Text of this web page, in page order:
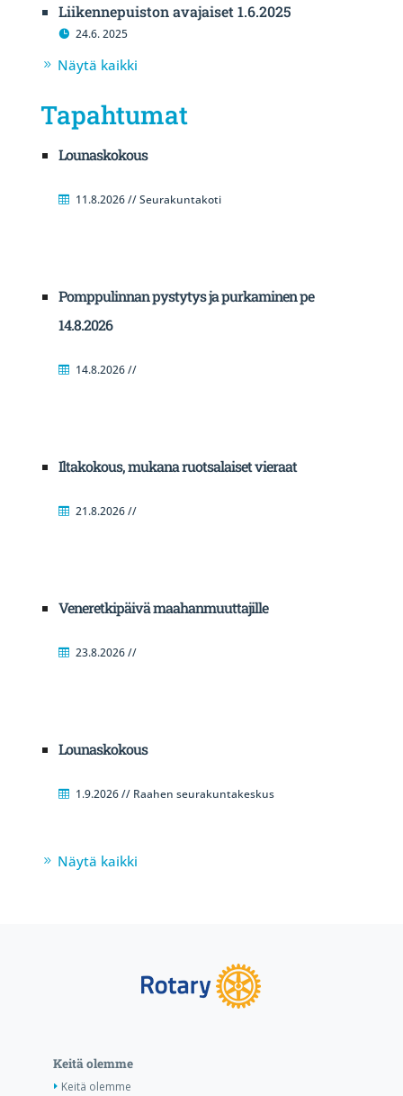
Liikennepuiston avajaiset 1.6.2025
24.6. 2025
Näytä kaikki
Tapahtumat
Lounaskokous
11.8.2026 // Seurakuntakoti
Pomppulinnan pystytys ja purkaminen pe
14.8.2026
14.8.2026 //
Iltakokous, mukana ruotsalaiset vieraat
21.8.2026 //
Veneretkipäivä maahanmuuttajille
23.8.2026 //
Lounaskokous
1.9.2026 // Raahen seurakuntakeskus
Näytä kaikki
Keitä olemme
Keitä olemme